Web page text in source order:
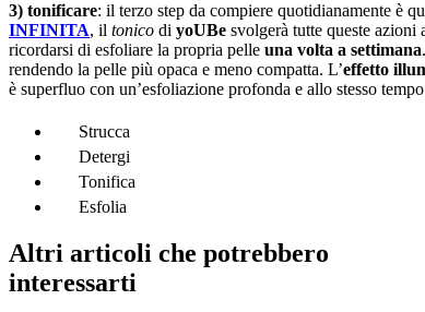
3) tonificare: il terzo step da compiere quotidianamente è
INFINITA, il tonico di yoUBe svolgerà tutte queste
ricordarsi di esfoliare la propria pelle una volta a settimana
rendendo la pelle più opaca e meno compatta. L’effetto
è superfluo con un’esfoliazione profonda e allo stesso
Strucca
Detergi
Tonifica
Esfolia
Altri articoli che potrebbero
interessarti